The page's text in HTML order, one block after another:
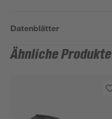
Datenblätter
Ähnliche Produkte